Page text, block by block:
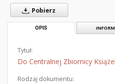
Pobierz
OPIS
Tytuł:
Do Centralnej Zbiornicy
Rodzaj dokumentu: